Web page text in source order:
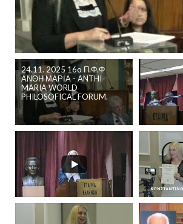
24.11. 2025 16o Π.Φ.Φ
ΑΝΘΗ ΜΑΡΙΑ - ANTHI
MARIA WORLD
PHILOSOFICAL FORUM.